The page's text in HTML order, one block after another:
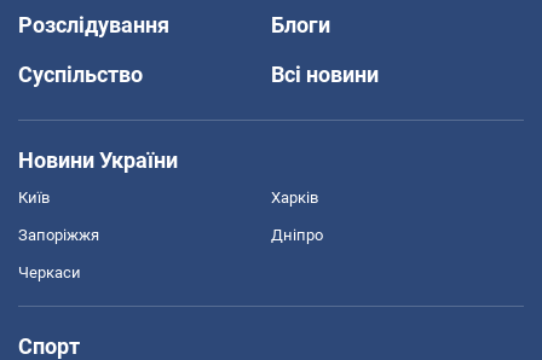
Розслідування
Блоги
Суспільство
Всі новини
Новини України
Київ Харків
Запоріжжя Дніпро
Черкаси
Спорт